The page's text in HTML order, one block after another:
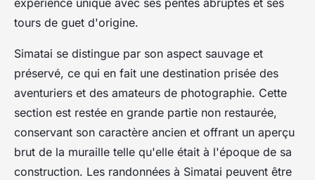
expérience unique avec ses pentes abruptes et ses
tours de guet d'origine.
Simatai se distingue par son aspect sauvage et
préservé, ce qui en fait une destination prisée des
aventuriers et des amateurs de photographie. Cette
section est restée en grande partie non restaurée,
conservant son caractère ancien et offrant un aperçu
brut de la muraille telle qu'elle était à l'époque de sa
construction. Les randonnées à Simatai peuvent être